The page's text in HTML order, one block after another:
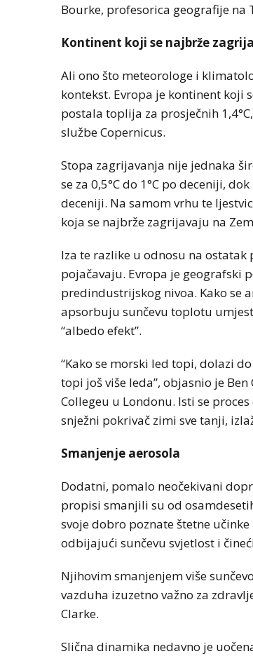
Bourke, profesorica geografije
Kontinent koji se najbrže
Ali ono što meteorologe i
kontekst. Evropa je kontinent koji
postala toplija za prosječnih
službe Copernicus.
Stopa zagrijavanja nije jednaka
se za 0,5°C do 1°C po deceniji,
deceniji. Na samom vrhu te
koja se najbrže zagrijavaju na
Iza te razlike u odnosu na
pojačavaju. Evropa je geografski
predindustrijskog nivoa. Kako se
apsorbuju sunčevu toplotu
“albedo efekt”.
“Kako se morski led topi, dolazi
topi još više leda”, objasnio je
Collegeu u Londonu. Isti se
snježni pokrivač zimi sve tanji,
Smanjenje aerosola
Dodatni, pomalo neočekivani
propisi smanjili su od
svoje dobro poznate štetne
odbijajući sunčevu svjetlost i
Njihovim smanjenjem više
vazduha izuzetno važno za
Clarke.
Slična dinamika nedavno je